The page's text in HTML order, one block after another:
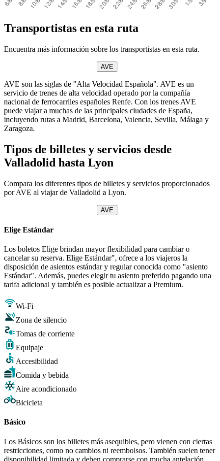
Transportistas en esta ruta
Encuentra más información sobre los transportistas en esta ruta.
AVE
AVE son las siglas de "Alta Velocidad Española". AVE es un
servicio de trenes de alta velocidad operado por la compañía
nacional de ferrocarriles españoles Renfe. Con los trenes AVE
puede viajar a muchas de las principales ciudades de España,
incluyendo rutas a Madrid, Barcelona, Valencia, Sevilla, Málaga y
Zaragoza.
Tipos de billetes y servicios desde
Valladolid hasta Lyon
Compara los diferentes tipos de billetes y servicios proporcionados
por AVE al viajar de Valladolid a Lyon.
AVE
Elige Estándar
Los boletos Elige brindan mayor flexibilidad para cambiar o
cancelar su reserva. Elige Estándar", ofrece a los viajeros la
disposición de asientos estándar y regular conocida como "asiento
Estándar". Además, puedes elegir tu asiento preferido pagando una
tarifa adicional y también es posible actualizar a Premium.
Wi-Fi
Zona de silencio
Tomas de corriente
Equipaje
Accesibilidad
Comida y bebida
Aire acondicionado
Bicicleta
Básico
Los Básicos son los billetes más asequibles, pero vienen con ciertas
restricciones, como no cambios ni reembolsos. También suelen tener
disponibilidad limitada y deben comprarse con mucha antelación.